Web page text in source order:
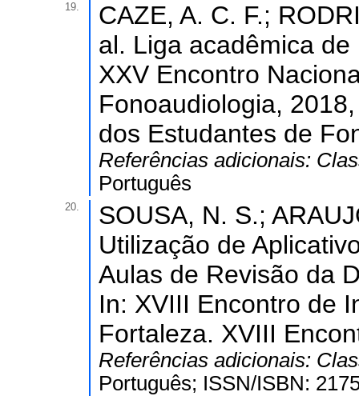
19.
CAZE, A. C. F.;
al. Liga acadêmica
XXV Encontro
Fonoaudiologia,
dos Estudantes de
Referências adicionais:
Português
20.
SOUSA, N. S.;
Utilização de
Aulas de Revisão da
In: XVIII Encontro de
Fortaleza. XVIII
Referências adicionais:
Português; ISSN/ISBN: